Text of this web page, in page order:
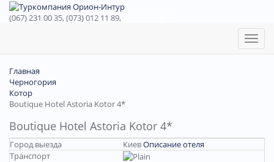
(067) 231 00 35, (073) 012 11 89,
Toggle
Главная
Черногория
Котор
Boutique Hotel Astoria Kotor 4*
Boutique Hotel Astoria Kotor 4*
Город выезда КиевОписание отеля
Транспорт